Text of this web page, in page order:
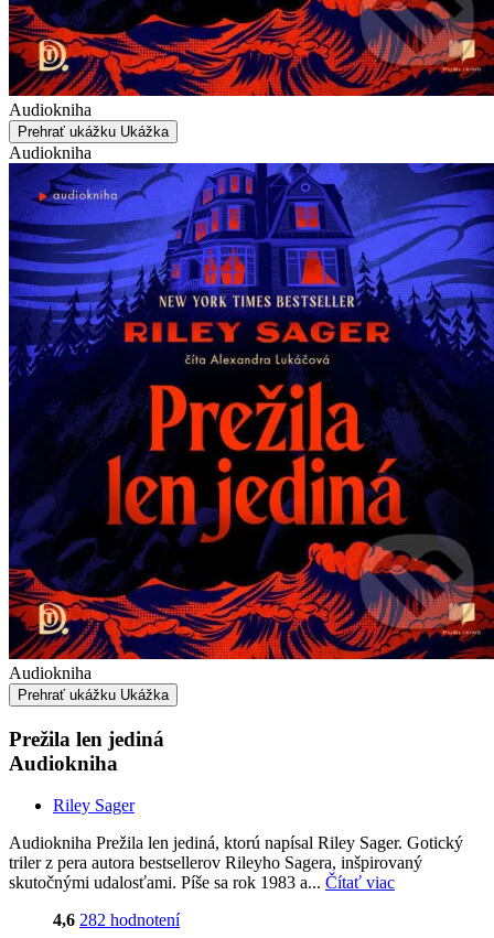
Audiokniha
Prehrať ukážku Ukážka
Audiokniha
Audiokniha
Prehrať ukážku Ukážka
Prežila len jediná
Audiokniha
Riley Sager
Audiokniha Prežila len jediná, ktorú napísal Riley Sager. Gotický
triler z pera autora bestsellerov Rileyho Sagera, inšpirovaný
skutočnými udalosťami. Píše sa rok 1983 a... Čítať viac
4,6 282 hodnotení